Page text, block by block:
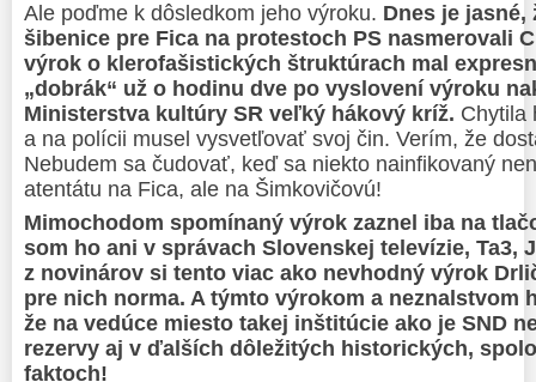
Ale poďme k dôsledkom jeho výroku. Dnes je jasné,
šibenice pre Fica na protestoch PS nasmerovali
výrok o klerofašistických štruktúrach mal
„dobrák“ už o hodinu dve po vyslovení výroku
Ministerstva kultúry SR veľký hákový kríž. Chytila
a na polícii musel vysvetľovať svoj čin. Verím, že
Nebudem sa čudovať, keď sa niekto nainfikovaný
atentátu na Fica, ale na Šimkovičovú!
Mimochodom spomínaný výrok zaznel iba na
som ho ani v správach Slovenskej televízie, Ta3,
z novinárov si tento viac ako nevhodný výrok
pre nich norma. A týmto výrokom a neznalstvom
že na vedúce miesto takej inštitúcie ako je SND
rezervy aj v ďalších dôležitých historických,
faktoch!